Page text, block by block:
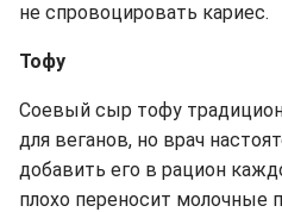
не спровоцировать кариес.
Тофу
Соевый сыр тофу
для веганов, но врач
добавить его в рацион
плохо переносит молочные